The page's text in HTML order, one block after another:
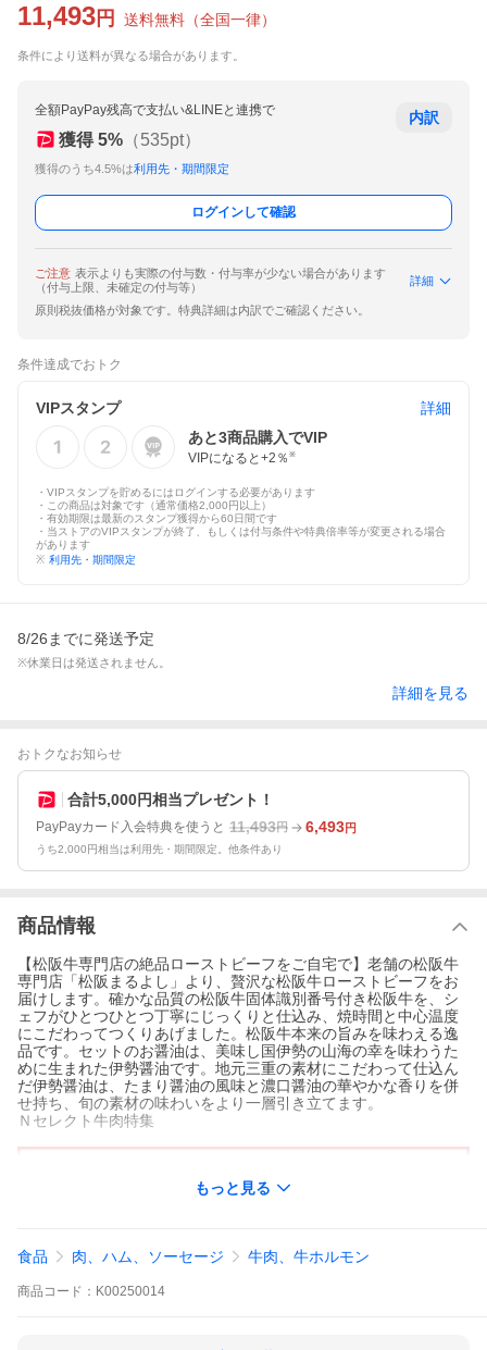
11,493 円 送料無料 （全国一律）
条件により送料が異なる場合があります。
全額PayPay残高で支払い&LINEと連携で
獲得 5% （535pt）
獲得のうち4.5%は利用先・期間限定
内訳
ログインして確認
ご注意 表示よりも実際の付与数・付与率が少ない場合があります
（付与上限、未確定の付与等）
詳細
原則税抜価格が対象です。特典詳細は内訳でご確認ください。
条件達成でおトク
VIPスタンプ
詳細
あと3商品購入でVIP
VIPになると+2 ％ ※
・VIPスタンプを貯めるにはログインする必要があります
・この商品は対象です（通常価格2,000円以上）
・有効期限は最新のスタンプ獲得から60日間です
・当ストアのVIPスタンプが終了、もしくは付与条件や特典倍率等が変更される場合
があります
※ 利用先・期間限定
8/26までに発送予定
※休業日は発送されません。
詳細を見る
おトクなお知らせ
合計5,000円相当プレゼント！
PayPayカード入会特典を使うと 11,493円 6,493円
うち2,000円相当は利用先・期間限定。他条件あり
商品情報
【松阪牛専門店の絶品ローストビーフをご自宅で】老舗の松阪牛
専門店「松阪まるよし」より、贅沢な松阪牛ローストビーフをお
届けします。確かな品質の松阪牛固体識別番号付き松阪牛を、シ
ェフがひとつひとつ丁寧にじっくりと仕込み、焼時間と中心温度
にこだわってつくりあげました。松阪牛本来の旨みを味わえる逸
品です。セットのお醤油は、美味し国伊勢の山海の幸を味わうた
めに生まれた伊勢醤油です。地元三重の素材にこだわって仕込ん
だ伊勢醤油は、たまり醤油の風味と濃口醤油の華やかな香りを併
せ持ち、旬の素材の味わいをより一層引き立てます。
Ｎセレクト牛肉特集
もっと見る
食品 肉、ハム、ソーセージ 牛肉、牛ホルモン
商品 コード： K00250014